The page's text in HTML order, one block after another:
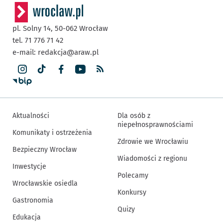
pl. Solny 14, 50-062 Wrocław
tel. 71 776 71 42
e-mail: redakcja@araw.pl
Aktualności
Komunikaty i ostrzeżenia
Bezpieczny Wrocław
Inwestycje
Wrocławskie osiedla
Gastronomia
Edukacja
Dla osób z
niepełnosprawnościami
Zdrowie we Wrocławiu
Wiadomości z regionu
Polecamy
Konkursy
Quizy